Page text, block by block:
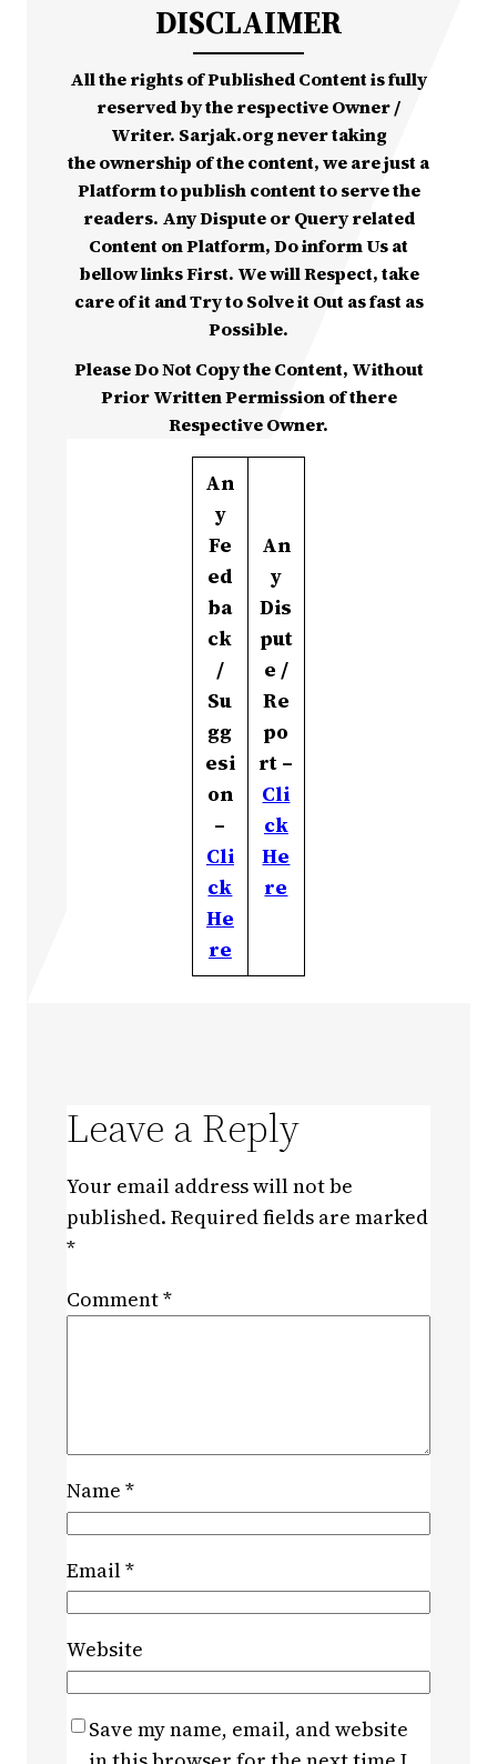
DISCLAIMER
All the rights of Published Content is fully
reserved by the respective Owner /
Writer. Sarjak.org never taking
the ownership of the content, we are just a
Platform to publish content to serve the
readers. Any Dispute or Query related
Content on Platform, Do inform Us at
bellow links First. We will Respect, take
care of it and Try to Solve it Out as fast as
Possible.
Please Do Not Copy the Content, Without
Prior Written Permission of there
Respective Owner.
An
y
Fe
ed
ba
ck
/
Su
gg
esi
on
–
Cli
ck
He
re
An
y
Dis
put
e /
Re
po
rt –
Cli
ck
He
re
Leave a Reply
Your email address will not be
published. Required fields are marked
*
Comment*
Name *
Email*
Website
Save my name, email, and website